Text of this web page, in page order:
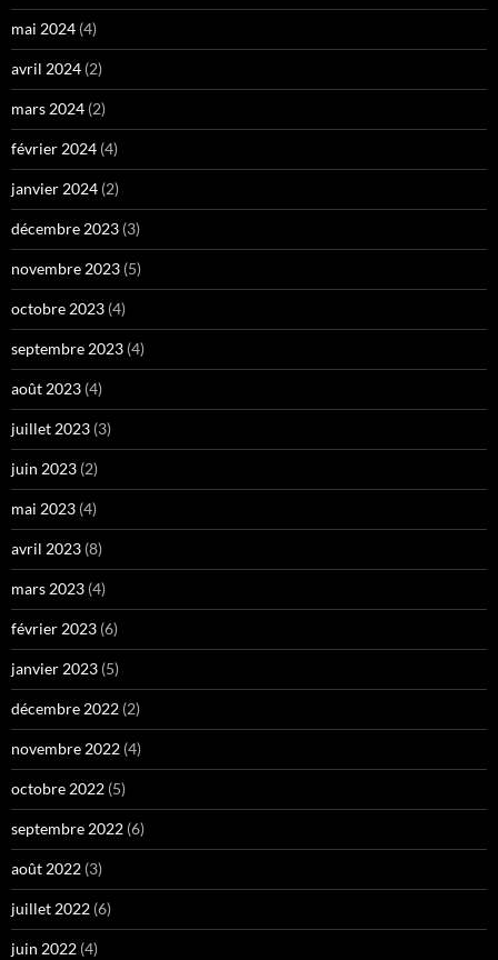
mai 2024 (4)
avril 2024 (2)
mars 2024 (2)
février 2024 (4)
janvier 2024 (2)
décembre 2023 (3)
novembre 2023 (5)
octobre 2023 (4)
septembre 2023 (4)
août 2023 (4)
juillet 2023 (3)
juin 2023 (2)
mai 2023 (4)
avril 2023 (8)
mars 2023 (4)
février 2023 (6)
janvier 2023 (5)
décembre 2022 (2)
novembre 2022 (4)
octobre 2022 (5)
septembre 2022 (6)
août 2022 (3)
juillet 2022 (6)
juin 2022 (4)